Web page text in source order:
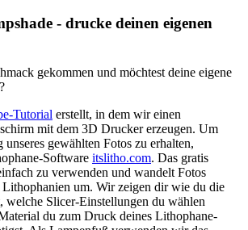
- drucke deinen eigenen
gekommen und möchtest deine eigene
Tutorial erstellt, in dem wir einen
mit dem 3D Drucker erzeugen. Um
gewählten Fotos zu erhalten,
Software itslitho.com. Das gratis
zu verwenden und wandelt Fotos
Lithophanien um. Wir zeigen dir wie du die
welche Slicer-Einstellungen du wählen
du zum Druck deines Lithophane-